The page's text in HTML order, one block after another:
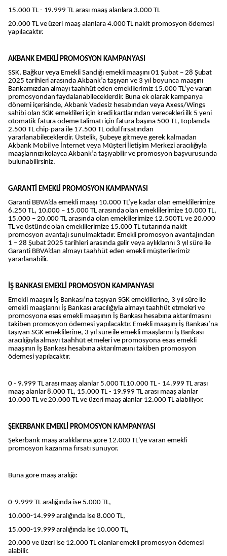
15.000 TL - 19.999 TL arası maaş alanlara 3.000 TL
20.000 TL ve üzeri maaş alanlara 4.000 TL nakit promosyon ödemesi
yapılacaktır.
AKBANK EMEKLİ PROMOSYON KAMPANYASI
SSK, Bağkur veya Emekli Sandığı emekli maaşını 01 Şubat – 28 Şubat
2025 tarihleri arasında Akbank’a taşıyan ve 3 yıl boyunca maaşını
Bankamızdan almayı taahhüt eden emeklilerimiz 15.000 TL’ye varan
promosyondan faydalanabileceklerdir. Buna ek olarak kampanya
dönemi içerisinde, Akbank Vadesiz hesabından veya Axess/Wings
sahibi olan SGK emeklileri için kredi kartlarından verecekleri ilk 5 yeni
otomatik fatura ödeme talimatı için fatura başına 500 TL, toplamda
2.500 TL chip-para ile 17.500 TL ödül fırsatından
yararlanabileceklerdir. Üstelik, Şubeye gitmeye gerek kalmadan
Akbank Mobil ve İnternet veya Müşteri İletişim Merkezi aracılığıyla
maaşlarınızı kolayca Akbank’a taşıyabilir ve promosyon başvurusunda
bulunabilirsiniz.
GARANTİ EMEKLİ PROMOSYON KAMPANYASI
Garanti BBVA’da emekli maaşı 10.000 TL’ye kadar olan emeklilerimize
6.250 TL, 10.000 – 15.000 TL arasında olan emeklilerimize 10.000 TL,
15.000 – 20.000 TL arasında olan emeklilerimize 12.500TL ve 20.000
TL ve üstünde olan emeklilerimize 15.000 TL tutarında nakit
promosyon avantajı sunulmaktadır. Emekli promosyon avantajından
1 – 28 Şubat 2025 tarihleri arasında gelir veya aylıklarını 3 yıl süre ile
Garanti BBVA’dan almayı taahhüt eden emekli müşterilerimiz
yararlanabilir.
İŞ BANKASI EMEKLİ PROMOSYON KAMPANYASI
Emekli maaşını İş Bankası’na taşıyan SGK emeklilerine, 3 yıl süre ile
emekli maaşlarını İş Bankası aracılığıyla almayı taahhüt etmeleri ve
promosyona esas emekli maaşının İş Bankası hesabına aktarılmasını
takiben promosyon ödemesi yapılacaktır. Emekli maaşını İş Bankası’na
taşıyan SGK emeklilerine, 3 yıl süre ile emekli maaşlarını İş Bankası
aracılığıyla almayı taahhüt etmeleri ve promosyona esas emekli
maaşının İş Bankası hesabına aktarılmasını takiben promosyon
ödemesi yapılacaktır.
0 - 9.999 TL arası maaş alanlar 5.000 TL10.000 TL - 14.999 TL arası
maaş alanlar 8.000 TL, 15.000 TL - 19.999 TL arası maaş alanlar
10.000 TL ve 20.000 TL ve üzeri maaş alanlar 12.000 TL alabiliyor.
ŞEKERBANK EMEKLİ PROMOSYON KAMPANYASI
Şekerbank maaş aralıklarına göre 12.000 TL'ye varan emekli
promosyon kazanma fırsatı sunuyor.
Buna göre maaş aralığı:
0-9.999 TL aralığında ise 5.000 TL,
10.000-14.999 aralığında ise 8.000 TL,
15.000-19.999 aralığında ise 10.000 TL,
20.000 ve üzeri ise 12.000 TL olanlar emekli promosyon ödemesi
alabilir.